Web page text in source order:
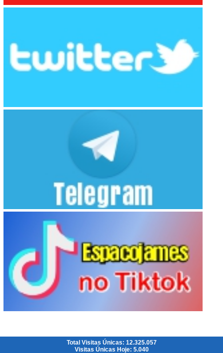
Total Visitas Únicas: 12.325.057
Visitas Únicas Hoje: 5.040